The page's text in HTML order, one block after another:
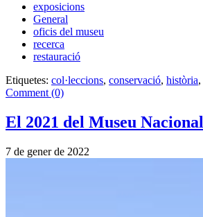
exposicions
General
oficis del museu
recerca
restauració
Etiquetes: col·leccions, conservació, història,
Comment (0)
El 2021 del Museu Nacional
7 de gener de 2022